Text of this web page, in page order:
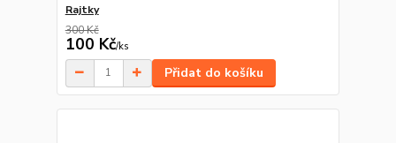
Rajtky
300 Kč
100 Kč/ks
Přidat do košíku